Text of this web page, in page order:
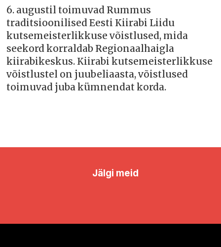
6. augustil toimuvad Rummus
traditsioonilised Eesti Kiirabi Liidu
kutsemeisterlikkuse võistlused, mida
seekord korraldab Regionaalhaigla
kiirabikeskus. Kiirabi kutsemeisterlikkuse
võistlustel on juubeliaasta, võistlused
toimuvad juba kümnendat korda.
Jälgi meid